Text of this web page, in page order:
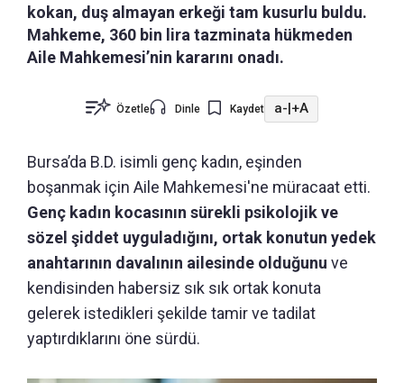
kokan, duş almayan erkeği tam kusurlu buldu.
Mahkeme, 360 bin lira tazminata hükmeden
Aile Mahkemesi’nin kararını onadı.
Özetle Dinle Kaydet a- +A
Bursa’da B.D. isimli genç kadın, eşinden
boşanmak için Aile Mahkemesi'ne müracaat etti.
Genç kadın kocasının sürekli psikolojik ve
sözel şiddet uyguladığını, ortak konutun yedek
anahtarının davalının ailesinde olduğunu ve
kendisinden habersiz sık sık ortak konuta
gelerek istedikleri şekilde tamir ve tadilat
yaptırdıklarını öne sürdü.